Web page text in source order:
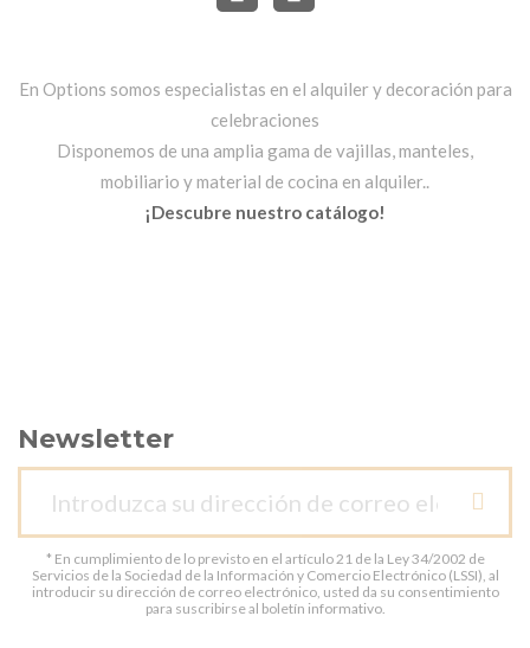
En Options somos especialistas en el alquiler y decoración para
celebraciones
Disponemos de una amplia gama de vajillas, manteles,
mobiliario y material de cocina en alquiler..
¡Descubre nuestro catálogo!
Newsletter
* En cumplimiento de lo previsto en el artículo 21 de la Ley 34/2002 de
Servicios de la Sociedad de la Información y Comercio Electrónico (LSSI), al
introducir su dirección de correo electrónico, usted da su consentimiento
para suscribirse al boletín informativo.